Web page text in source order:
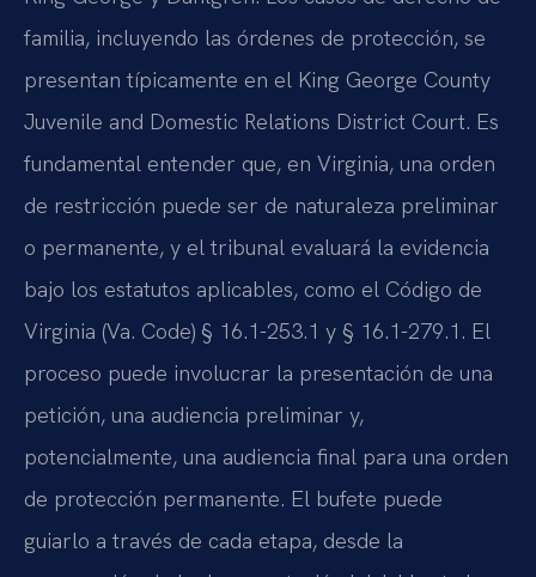
familia, incluyendo las órdenes de protección, se
presentan típicamente en el King George County
Juvenile and Domestic Relations District Court. Es
fundamental entender que, en Virginia, una orden
de restricción puede ser de naturaleza preliminar
o permanente, y el tribunal evaluará la evidencia
bajo los estatutos aplicables, como el Código de
Virginia (Va. Code) § 16.1-253.1 y § 16.1-279.1. El
proceso puede involucrar la presentación de una
petición, una audiencia preliminar y,
potencialmente, una audiencia final para una orden
de protección permanente. El bufete puede
guiarlo a través de cada etapa, desde la